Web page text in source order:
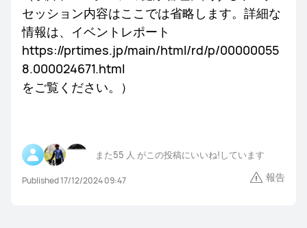
セッション内容はここでは省略します。詳細な
情報は、イベントレポート
https://prtimes.jp/main/html/rd/p/00000055
8.000024671.html
をご覧ください。）
また55 人 がこの投稿にいいね!しています
Published 17/12/2024 09:47 報告